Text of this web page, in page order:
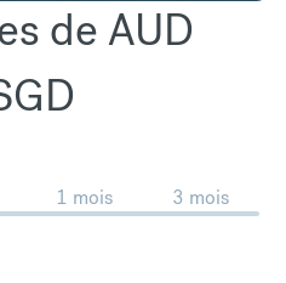
de AUD
1 mois 3 mois